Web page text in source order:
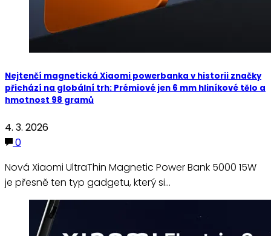
Nejtenčí magnetická Xiaomi powerbanka v historii značky
přichází na globální trh: Prémiové jen 6 mm hliníkové tělo a
hmotnost 98 gramů
4. 3. 2026
0
Nová Xiaomi UltraThin Magnetic Power Bank 5000 15W
je přesně ten typ gadgetu, který si…